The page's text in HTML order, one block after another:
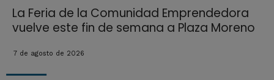
La Feria de la Comunidad Emprendedora
vuelve este fin de semana a Plaza Moreno
7 de agosto de 2026